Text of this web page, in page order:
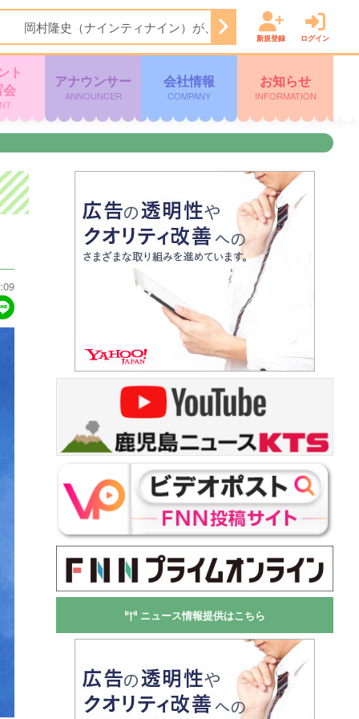
岡村隆史（ナインティナイン）が、と ある飲食店の常連客と
新規登録 ログイン
ト
アナウンサー
ANNOUNCER
会社情報
COMPANY
お知らせ
INFORMATION
ニュース情報提供はこちら